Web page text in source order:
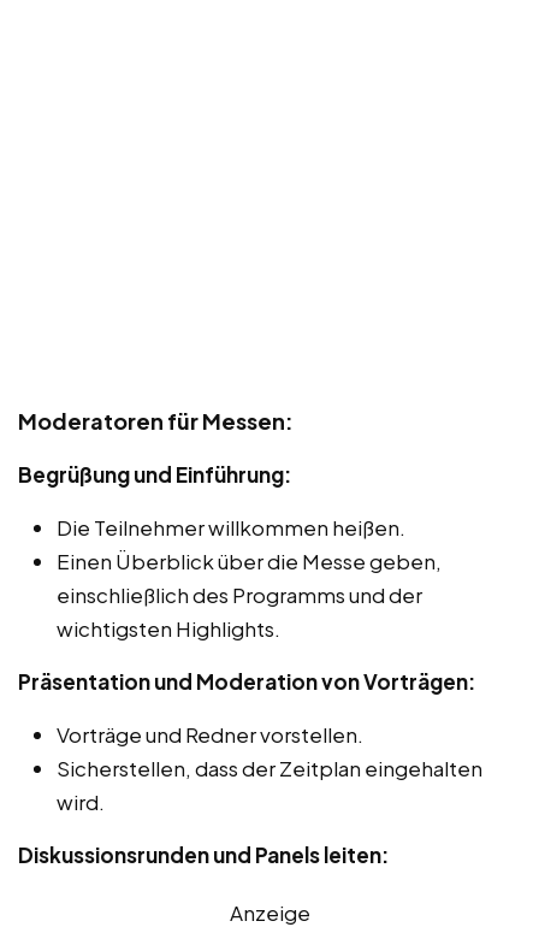
Moderatoren für Messen:
Begrüßung und Einführung:
Die Teilnehmer willkommen heißen.
Einen Überblick über die Messe geben,
einschließlich des Programms und der
wichtigsten Highlights.
Präsentation und Moderation von Vorträgen:
Vorträge und Redner vorstellen.
Sicherstellen, dass der Zeitplan eingehalten
wird.
Diskussionsrunden und Panels leiten:
Anzeige